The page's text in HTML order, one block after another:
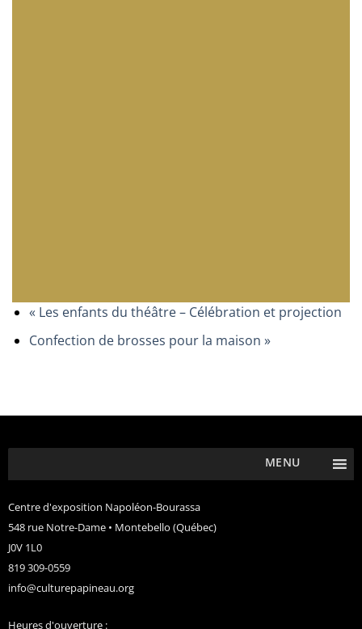
«Les enfants du théâtre – Célébration et projection
Confection de brosses pour la maison »
MENU
Centre d'exposition Napoléon-Bourassa
548 rue Notre-Dame • Montebello (Québec)
J0V 1L0
819 309-0559
info@culturepapineau.org
Heures d'ouverture :